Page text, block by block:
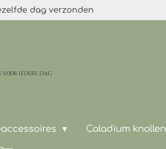
dag verzonden
voor iedere dag
Caladium knollen